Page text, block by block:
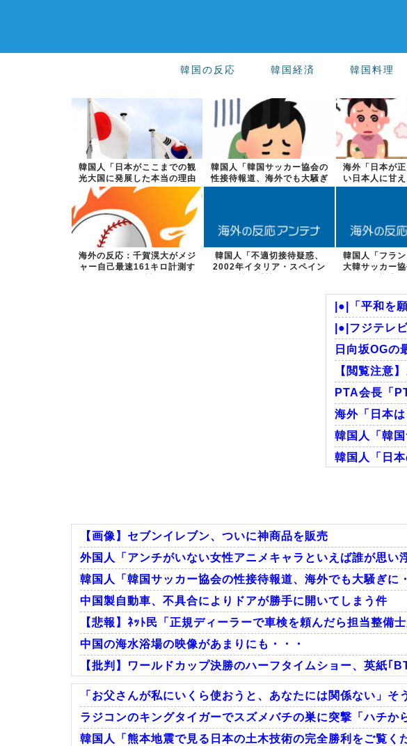
韓国の反応 韓国経済 韓国料理
韓国人「日本がここまでの観
光大国に発展した本当の理由
がこちら…」...
韓国人「韓国サッカー協会の
性接待報道、海外でも大騒ぎ
に・・・20...
海外「日本が
い日本人に甘
外が
海外の反応：千賀滉大がメジ
ャー自己最速161キロ計測す
韓国人「不適切接待疑惑、
2002年イタリア・スペイン
韓国人「フラ
大韓サッカー
|●|「平和を
|●|フジテレ
日向坂OGの
【閲覧注意
PTA会長「
海外「日本
韓国人「韓
韓国人「日
韓国人「我
Powered by
【画像】セブンイレブン、ついに神商品を販売
外国人「アンチがいない女性アニメキャラといえば誰が思い
韓国人「韓国サッカー協会の性接待報道、海外でも大騒ぎに
中国製自動車、不具合によりドアが勝手に開いてしまう件
【悲報】ﾈｯﾄ民「正規ディーラーで車検を頼んだら担当整備
中国の海水浴場の映像があまりにも・・・
【批判】ワールドカップ決勝のハーフタイムショー、英紙｢
Powered by livedoor 相互RSS
「お父さんが私にいくら使おうと、あなたには関係ない」そ
ラジコンのキングタイガーでスズメバチの巣に突撃「ハチか
韓国人「熊本地震で見る日本の土木技術の完全勝利をご覧